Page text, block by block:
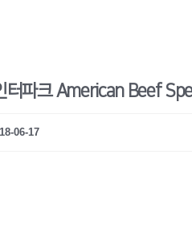
터파크 American Beef
06-17